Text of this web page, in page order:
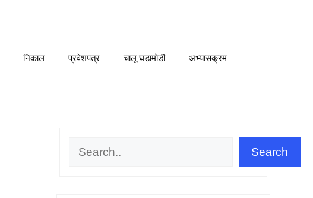
निकाल प्रवेशपत्र चालू घडामोडी अभ्यासक्रम
Search